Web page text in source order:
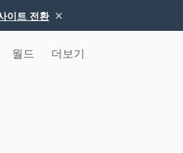
이트 전환 ×
월드 더보기